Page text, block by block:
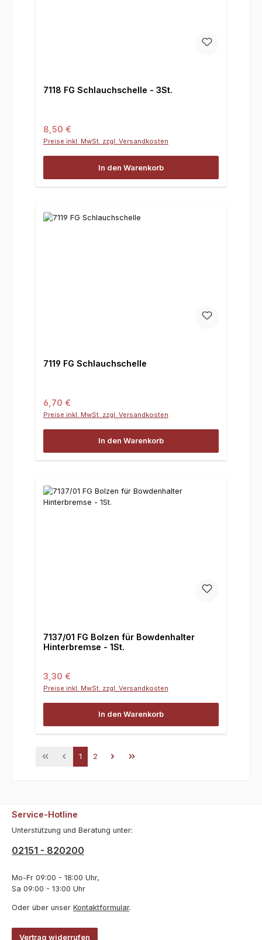
7118 FG Schlauchschelle - 3St.
Regulärer Preis:
8,50 €
Preise inkl. MwSt. zzgl. Versandkosten
In den Warenkorb
7119 FG Schlauchschelle
Regulärer Preis:
6,70 €
Preise inkl. MwSt. zzgl. Versandkosten
In den Warenkorb
7137/01 FG Bolzen für Bowdenhalter
Hinterbremse - 1St.
Regulärer Preis:
3,30 €
Preise inkl. MwSt. zzgl. Versandkosten
In den Warenkorb
Seite
1 Seite
2
Service-Hotline
Unterstützung und Beratung unter:
02151 - 820200
Mo-Fr 09:00 - 18:00 Uhr,
Sa 09:00 - 13:00 Uhr
Oder über unser Kontaktformular.
Vertrag widerrufen